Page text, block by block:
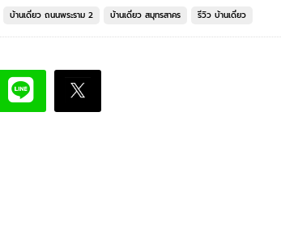
บ้านเดี่ยว ถนนพระราม 2 บ้านเดี่ยว สมุทรสาคร รีวิว บ้านเดี่ยว